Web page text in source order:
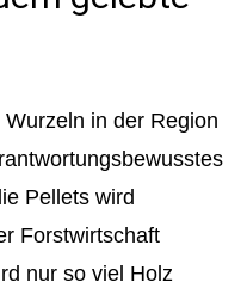
in der Region
Pellets wird
Forstwirtschaft
nur so viel Holz